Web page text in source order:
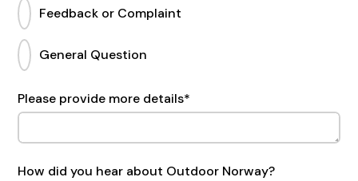
Feedback or Complaint
General Question
Please provide more details*
How did you hear about Outdoor Norway?